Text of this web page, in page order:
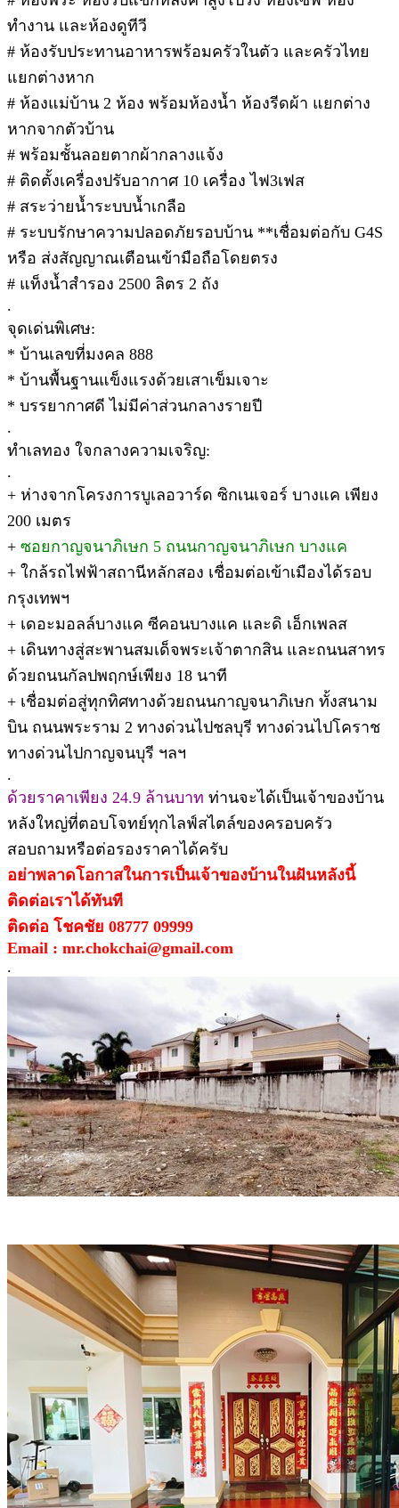
ทำงาน และห้องดูทีวี
# ห้องรับประทานอาหารพร้อมครัวในตัว และครัวไทย
แยกต่างหาก
# ห้องแม่บ้าน 2 ห้อง พร้อมห้องน้ำ ห้องรีดผ้า แยกต่าง
หากจากตัวบ้าน
# พร้อมชั้นลอยตากผ้ากลางแจ้ง
# ติดตั้งเครื่องปรับอากาศ 10 เครื่อง ไฟ3เฟส
# สระว่ายน้ำระบบน้ำเกลือ
# ระบบรักษาความปลอดภัยรอบบ้าน **เชื่อมต่อกับ G4S
หรือ ส่งสัญญาณเตือนเข้ามือถือโดยตรง
# แท็งน้ำสำรอง 2500 ลิตร 2 ถัง
.
จุดเด่นพิเศษ:
* บ้านเลขที่มงคล 888
* บ้านพื้นฐานแข็งแรงด้วยเสาเข็มเจาะ
* บรรยากาศดี ไม่มีค่าส่วนกลางรายปี
.
ทำเลทอง ใจกลางความเจริญ:
.
+ ห่างจากโครงการบูเลอวาร์ด ซิกเนเจอร์ บางแค เพียง
200 เมตร
+ ซอยกาญจนาภิเษก 5 ถนนกาญจนาภิเษก บางแค
+ ใกล้รถไฟฟ้าสถานีหลักสอง เชื่อมต่อเข้าเมืองได้รอบ
กรุงเทพฯ
+ เดอะมอลล์บางแค ซีคอนบางแค และดิ เอ็กเพลส
+ เดินทางสู่สะพานสมเด็จพระเจ้าตากสิน และถนนสาทร
ด้วยถนนกัลปพฤกษ์เพียง 18 นาที
+ เชื่อมต่อสู่ทุกทิศทางด้วยถนนกาญจนาภิเษก ทั้งสนาม
บิน ถนนพระราม 2 ทางด่วนไปชลบุรี ทางด่วนไปโคราช
ทางด่วนไปกาญจนบุรี ฯลฯ
.
ด้วยราคาเพียง 24.9 ล้านบาท ท่านจะได้เป็นเจ้าของบ้าน
หลังใหญ่ที่ตอบโจทย์ทุกไลฟ์สไตล์ของครอบครัว
สอบถามหรือต่อรองราคาได้ครับ
อย่าพลาดโอกาสในการเป็นเจ้าของบ้านในฝันหลังนี้
ติดต่อเราได้ทันที
ติดต่อ โชคชัย 08777 09999
Email : mr.chokchai@gmail.com
.